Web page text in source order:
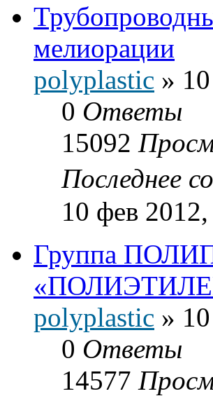
мелиорации
polyplastic »
0 Ответы
15092
Последнее
10 фев
Группа
polyplastic »
0 Ответы
14577